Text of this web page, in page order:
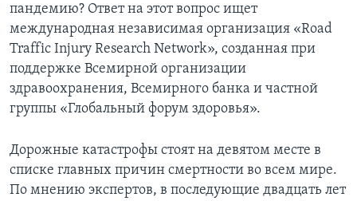
АМЕРИКА. БОЛЬШОЕ ПУТЕШЕСТВИЕ
ПОДПИСКА НА НОВОСТИ
Learning English
СОЦИАЛЬНЫЕ СЕТИ
Языки
пандемию? Ответ на этот вопрос ищет
международная независимая организация «Road
Traffic Injury Research Network», созданная при
поддержке Всемирной организации
здравоохранения, Всемирного банка и частной
группы «Глобальный форум здоровья».
Дорожные катастрофы стоят на девятом месте в
списке главных причин смертности во всем мире.
По мнению экспертов, в последующие двадцать лет